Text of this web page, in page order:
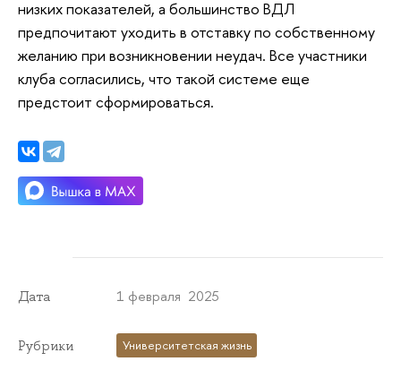
низких показателей, а большинство ВДЛ
предпочитают уходить в отставку по собственному
желанию при возникновении неудач. Все участники
клуба согласились, что такой системе еще
предстоит сформироваться.
Дата 1 февраля 2025
Рубрики Университетская жизнь